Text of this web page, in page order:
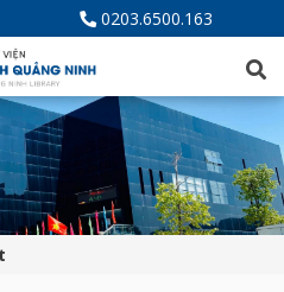
0203.6500.163